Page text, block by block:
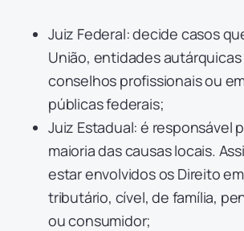
Juiz Federal: decide casos
União, entidades
conselhos profissionais ou
públicas federais;
Juiz Estadual: é responsável
maioria das causas locais.
estar envolvidos os Direito
tributário, cível, de família,
ou consumidor;